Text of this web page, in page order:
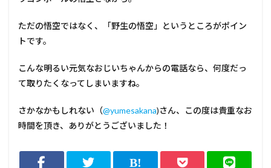
ただの悟空ではなく、「野生の悟空」というところがポイン
トです。
こんな明るい元気なおじいちゃんからの電話なら、何度だっ
て取りたくなってしまいますね。
さかなかもしれない（@yumesakana)さん、この度は貴重なお
時間を頂き、ありがとうございました！